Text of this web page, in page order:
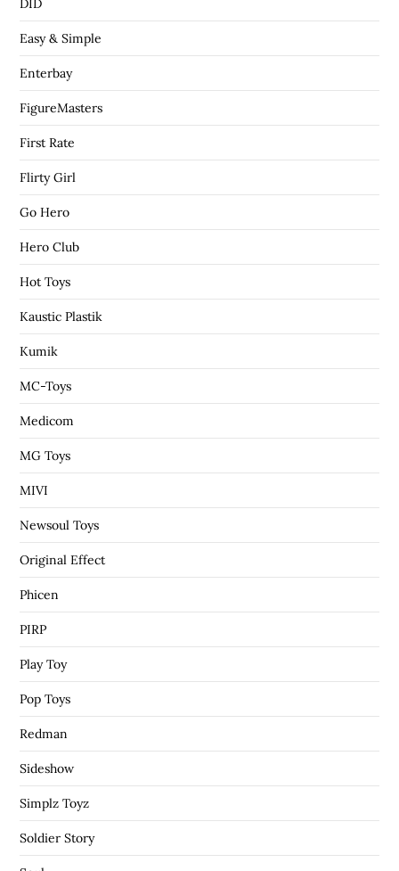
DID
Easy & Simple
Enterbay
FigureMasters
First Rate
Flirty Girl
Go Hero
Hero Club
Hot Toys
Kaustic Plastik
Kumik
MC-Toys
Medicom
MG Toys
MIVI
Newsoul Toys
Original Effect
Phicen
PIRP
Play Toy
Pop Toys
Redman
Sideshow
Simplz Toyz
Soldier Story